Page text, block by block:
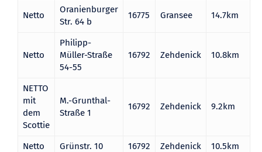
Netto
Oranienburger
Str. 64 b
16775 Gransee 14.7km
Netto
Philipp-
Müller-Straße
54-55
16792 Zehdenick 10.8km
NETTO
mit
dem
Scottie
M.-Grunthal-
Straße 1
16792 Zehdenick 9.2km
Netto Grünstr. 10 16792 Zehdenick 10.5km